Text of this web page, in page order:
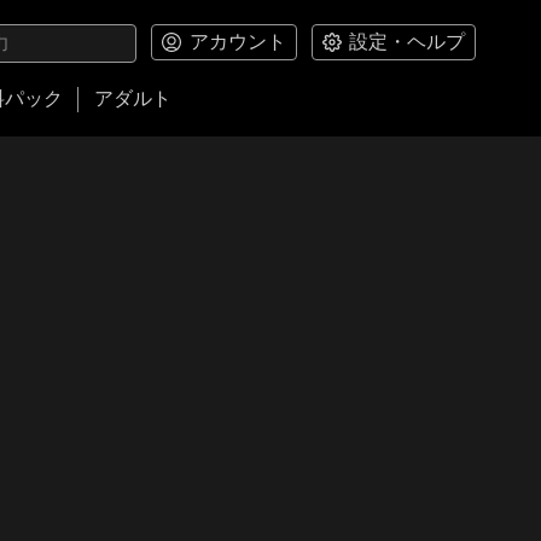
アカウント 設定・ヘルプ
ック アダルト